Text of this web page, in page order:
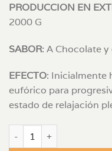
PRODUCCION EN
2000 G
SABOR: A Chocolate
EFECTO: Inicialmente
eufórico para
estado de relajación
Buddha Cookie - 3x FEM